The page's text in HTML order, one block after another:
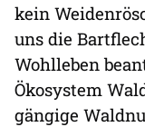
kein
uns die
Wohlleben
Ökosystem
gängige